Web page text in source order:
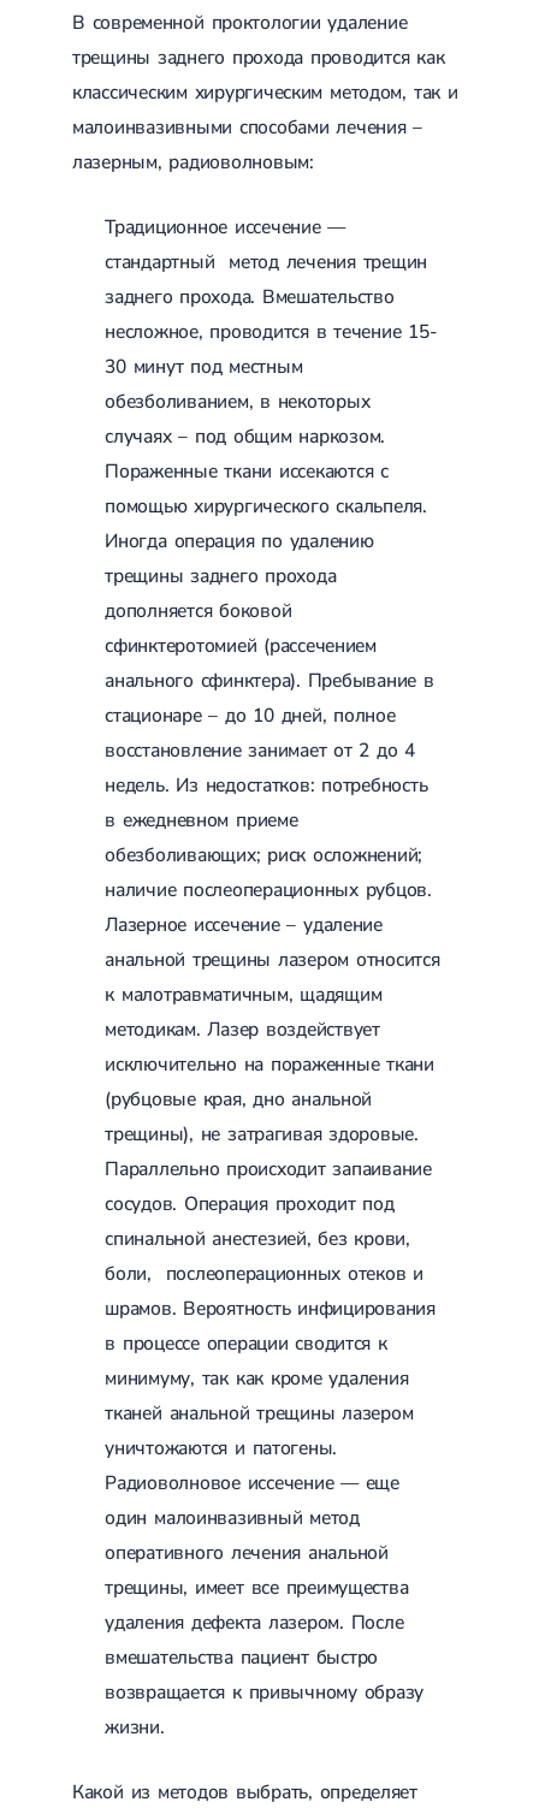
Острые респираторные заболевания
Бронхит у детей
Обструктивный бронхит
Острый бронхит
Бронхит у взрослых
Грипп
Аденовирусная инфекция
Терапевтическая помощь при беременности
Ортопедия и травматология
Асептический некроз головки бедренной кости
Асептический некроз таранной кости
Блокировка сустава
Нестабильность сустава
Лечение переломов лодыжек
Лечение переломов ключицы
Лечение переломов плеча
Лечение переломов костей таза
Иммобилизация
Лечение переломов голени
Лечение переломов пятки
Протез синовиальной жидкости
PRP-терапия
Разрыв связок
Разрыв связок плечевого сустава
Разрыв связок локтевого сустава
Разрыв связок коленного сустава
Травмы сухожилий и мышц
Эндокринология
Сахарный диабет 1 типа
Сахарный диабет 2 типа
Школа диабета
Диффузный токсический зоб (Базедова болезнь)
Диффузный зоб
Аутоиммунный тиреоидит
Хронический тиреоидит
Болезнь Иценко-Кушинга
Киста щитовидной железы
Надпочечниковая недостаточность (болезнь Аддисона)
Физиотерапия
Ультразвуковая терапия
Ударно-волновая терапия
Магнитотерапия
Лазерная терапия
РеабилитацияРеабилитация после вывиха
Реабилитация после эндопротезирования
В современной проктологии удаление
трещины заднего прохода проводится как
классическим хирургическим методом, так и
малоинвазивными способами лечения –
лазерным, радиоволновым:
Традиционное иссечение —
стандартный метод лечения трещин
заднего прохода. Вмешательство
несложное, проводится в течение 15-
30 минут под местным
обезболиванием, в некоторых
случаях – под общим наркозом.
Пораженные ткани иссекаются с
помощью хирургического скальпеля.
Иногда операция по удалению
трещины заднего прохода
дополняется боковой
сфинктеротомией (рассечением
анального сфинктера). Пребывание в
стационаре – до 10 дней, полное
восстановление занимает от 2 до 4
недель. Из недостатков: потребность
в ежедневном приеме
обезболивающих; риск осложнений;
наличие послеоперационных рубцов.
Лазерное иссечение – удаление
анальной трещины лазером относится
к малотравматичным, щадящим
методикам. Лазер воздействует
исключительно на пораженные ткани
(рубцовые края, дно анальной
трещины), не затрагивая здоровые.
Параллельно происходит запаивание
сосудов. Операция проходит под
спинальной анестезией, без крови,
боли, послеоперационных отеков и
шрамов. Вероятность инфицирования
в процессе операции сводится к
минимуму, так как кроме удаления
тканей анальной трещины лазером
уничтожаются и патогены.
Радиоволновое иссечение — еще
один малоинвазивный метод
оперативного лечения анальной
трещины, имеет все преимущества
удаления дефекта лазером. После
вмешательства пациент быстро
возвращается к привычному образу
жизни.
Какой из методов выбрать, определяет